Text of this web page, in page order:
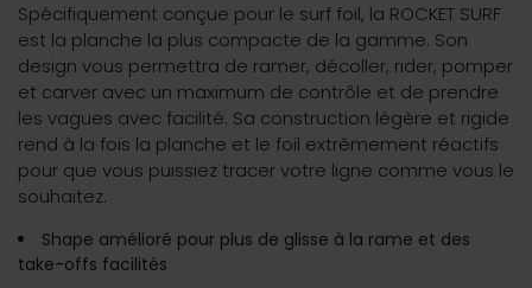
Spécifiquement conçue pour le surf foil, la ROCKET SURF
est la planche la plus compacte de la gamme. Son
design vous permettra de ramer, décoller, rider, pomper
et carver avec un maximum de contrôle et de prendre
les vagues avec facilité. Sa construction légère et rigide
rend à la fois la planche et le foil extrêmement réactifs
pour que vous puissiez tracer votre ligne comme vous le
souhaitez.
Shape amélioré pour plus de glisse à la rame et des
take-offs facilités